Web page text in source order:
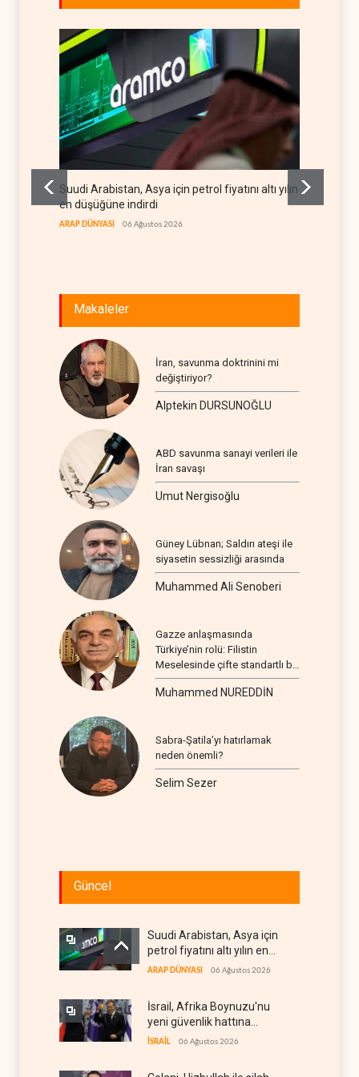
Suudi Arabistan, Asya için petrol fiyatını altı yılın
en düşüğüne indirdi
ARAP DÜNYASI 06 Ağustos 2026
Makaleler
İran, savunma doktrinini mi
değiştiriyor?
Alptekin DURSUNOĞLU
ABD savunma sanayi verileri ile
İran savaşı
Umut Nergisoğlu
Güney Lübnan; Saldırı ateşi ile
siyasetin sessizliği arasında
Muhammed Ali Senoberi
Gazze anlaşmasında
Türkiye’nin rolü: Filistin
Meselesinde çifte standartlı bir
seyir
Muhammed NUREDDİN
Sabra-Şatila’yı hatırlamak
neden önemli?
Selim Sezer
Güncel
Suudi Arabistan, Asya için
petrol fiyatını altı yılın en
düşüğüne indirdi
ARAP DÜNYASI 06 Ağustos 2026
İsrail, Afrika Boynuzu'nu
yeni güvenlik hattına
dönüştürüyor
İSRAİL 06 Ağustos 2026